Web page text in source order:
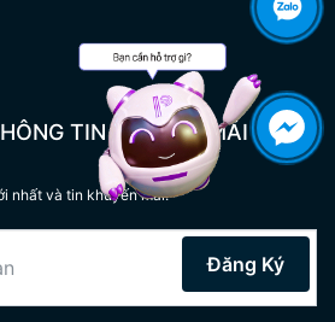
TIN KHUYẾN MÃI
nhất và tin khuyến mãi.
Đăng Ký
tư vấn miễn phí: 0932 359 456